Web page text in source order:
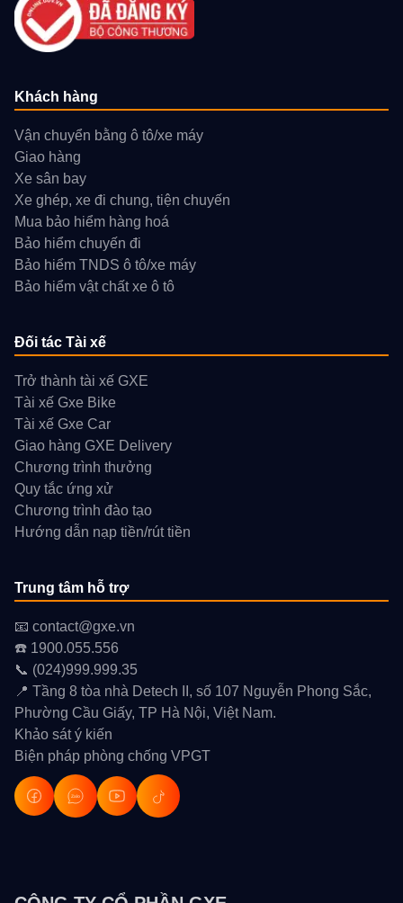
Khách hàng
Vận chuyển bằng ô tô/xe máy
Giao hàng
Xe sân bay
Xe ghép, xe đi chung, tiện chuyến
Mua bảo hiểm hàng hoá
Bảo hiểm chuyến đi
Bảo hiểm TNDS ô tô/xe máy
Bảo hiểm vật chất xe ô tô
Đối tác Tài xế
Trở thành tài xế GXE
Tài xế Gxe Bike
Tài xế Gxe Car
Giao hàng GXE Delivery
Chương trình thưởng
Quy tắc ứng xử
Chương trình đào tạo
Hướng dẫn nạp tiền/rút tiền
Trung tâm hỗ trợ
📧 contact@gxe.vn
☎️ 1900.055.556
📞 (024)999.999.35
📍 Tầng 8 tòa nhà Detech II, số 107 Nguyễn Phong Sắc,
Phường Cầu Giấy, TP Hà Nội, Việt Nam.
Khảo sát ý kiến
Biện pháp phòng chống VPGT
Zalo